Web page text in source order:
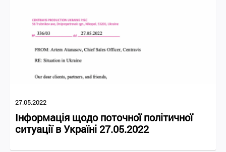
27.05.2022
Інформація щодо поточної політичної
ситуації в Україні 27.05.2022